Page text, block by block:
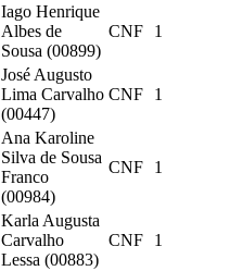
Iago Henrique
Albes de
Sousa (00899)
CNF 1
José Augusto
Lima Carvalho
(00447)
CNF 1
Ana Karoline
Silva de Sousa
Franco
(00984)
CNF 1
Karla Augusta
Carvalho
Lessa (00883)
CNF 1